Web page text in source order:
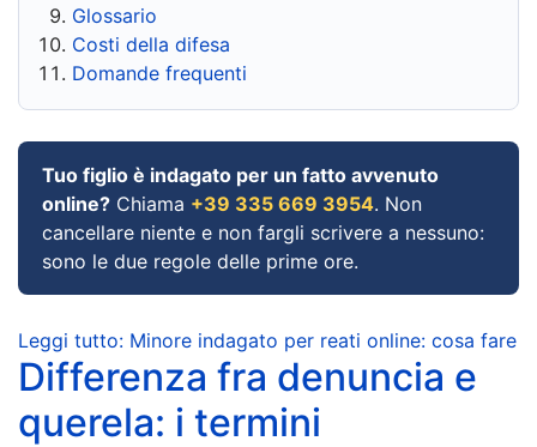
Glossario
Costi della difesa
Domande frequenti
Tuo figlio è indagato per un fatto avvenuto
online? Chiama +39 335 669 3954. Non
cancellare niente e non fargli scrivere a nessuno:
sono le due regole delle prime ore.
Leggi tutto: Minore indagato per reati online: cosa fare
Differenza fra denuncia e
querela: i termini